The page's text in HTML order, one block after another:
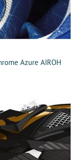
Azure AIROH